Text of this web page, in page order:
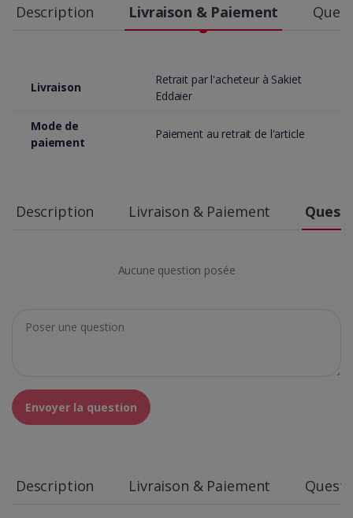
Description Livraison & Paiement
Livraison
Retrait par l'acheteur à Sakiet
Eddaier
Mode de
paiement
Paiement au retrait de l'article
Description Livraison & Paiement
Aucune question posée
Envoyer la question
Description Livraison & Paiement